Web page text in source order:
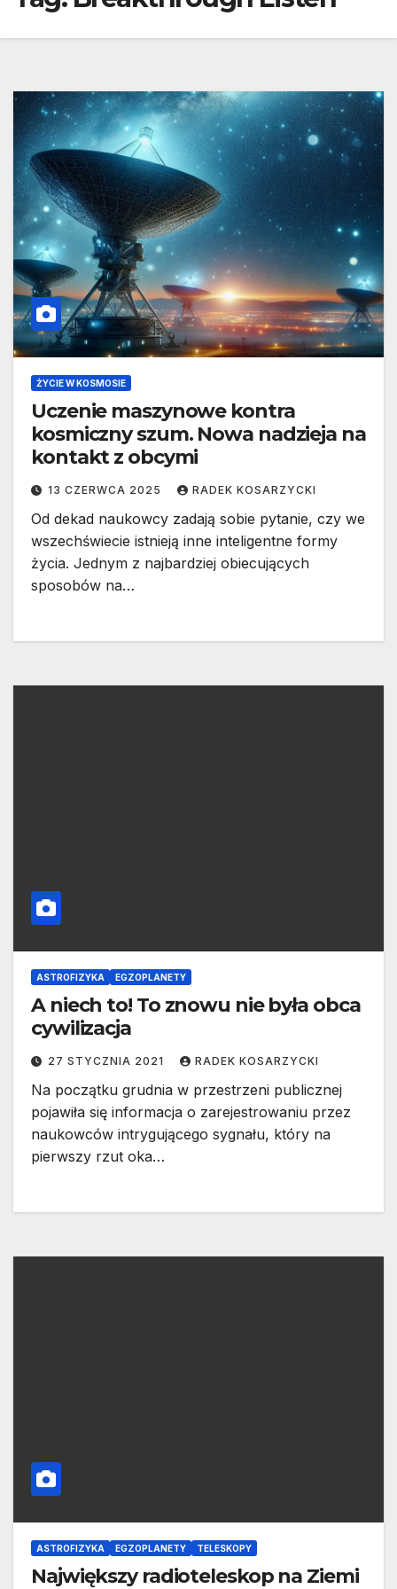
ŻYCIE W KOSMOSIE
Uczenie maszynowe kontra
kosmiczny szum. Nowa nadzieja na
kontakt z obcymi
13 CZERWCA 2025 RADEK KOSARZYCKI
Od dekad naukowcy zadają sobie pytanie, czy we
wszechświecie istnieją inne inteligentne formy
życia. Jednym z najbardziej obiecujących
sposobów na…
ASTROFIZYKA EGZOPLANETY
A niech to! To znowu nie była obca
cywilizacja
27 STYCZNIA 2021 RADEK KOSARZYCKI
Na początku grudnia w przestrzeni publicznej
pojawiła się informacja o zarejestrowaniu przez
naukowców intrygującego sygnału, który na
pierwszy rzut oka…
ASTROFIZYKA EGZOPLANETY TELESKOPY
Największy radioteleskop na Ziemi